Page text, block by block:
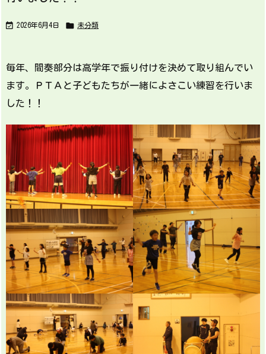
 2026年6月4日  未分類
毎年、間奏部分は高学年で振り付けを決めて取り組んでい
ます。ＰＴＡと子どもたちが一緒によさこい練習を行いま
した！！